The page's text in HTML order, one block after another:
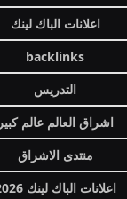
اعلانات الباك لينك
backlinks
التدريس
اشراق العالم عالم كبير
منتدى الاشراق
اعلانات الباك لينك 2026